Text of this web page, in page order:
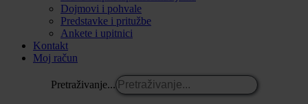
Dojmovi i pohvale
Predstavke i pritužbe
Ankete i upitnici
Kontakt
Moj račun
Pretraživanje...